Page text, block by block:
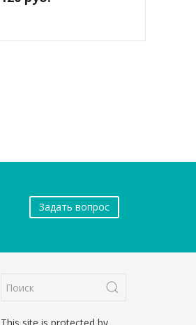
Задать вопрос